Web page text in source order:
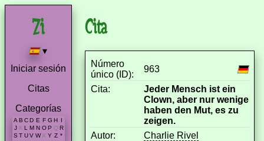
▾
Iniciar sesión
Citas
Categorías
A B C D E F G H I
J K L M N O P Q R
S T U V W X Y Z *
Cita
Número
único (ID):
963
Cita:
Jeder Mensch ist ein
Clown, aber nur wenige
haben den Mut, es zu
zeigen.
Autor:
Charlie Rivel